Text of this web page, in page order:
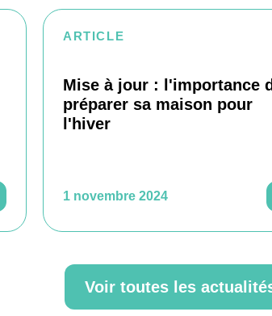
ARTICLE
Mise à jour : l'importance
préparer sa maison pour
l'hiver
1 novembre 2024
Voir toutes les